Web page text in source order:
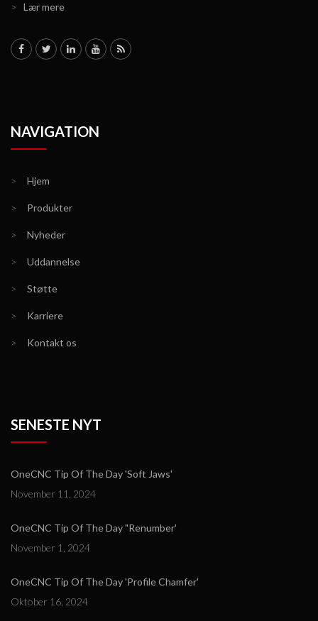
>
Lær mere
NAVIGATION
> Hjem
> Produkter
> Nyheder
> Uddannelse
> Støtte
> Karriere
> Kontakt os
SENESTE NYT
OneCNC Tip Of The Day 'Soft Jaws'
November 11, 2024
OneCNC Tip Of The Day "Renumber'
November 1, 2024
OneCNC Tip Of The Day 'Profile Chamfer'
Oktober 16, 2024